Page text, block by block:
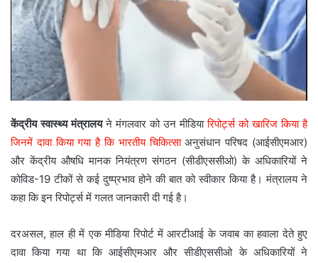
केंद्रीय स्वास्थ्य मंत्रालयने मंगलवार को उन मीडियारिपोर्ट्स को खारिज किया है
जिनमें दावा किया गया है कि भारतीय चिकित्साअनुसंधान परिषद (आईसीएमआर)
और केंद्रीय औषधि मानक नियंत्रण संगठन (सीडीएससीओ) के अधिकारियों ने
कोविड-19 टीकों से कई दुष्प्रभाव होने की बात को स्वीकार किया है। मंत्रालय ने
कहा कि इन रिपोर्ट्स में गलत जानकारी दी गई है।
दरअसल, हाल ही में एक मीडिया रिपोर्ट में आरटीआई के जवाब का हवाला देते हुए
दावा किया गया था कि आईसीएमआर और सीडीएससीओ के अधिकारियों ने